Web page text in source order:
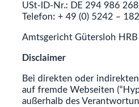
USt-ID-Nr.: DE 294 986 268
Telefon: + 49 (0) 5242 –
Amtsgericht Gütersloh
Disclaimer
Bei direkten oder
auf fremde Webseiten
außerhalb des